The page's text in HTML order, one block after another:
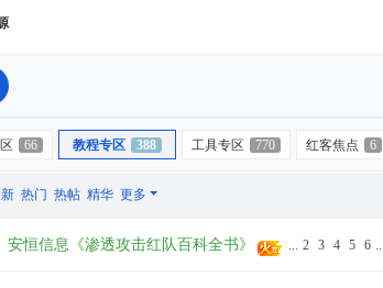
66 教程专区 388 工具专区 770 红客焦点 6
热门 热帖 精华 更多
安恒信息《渗透攻击红队百科全书》 ... 2 3 4 5 6 ..